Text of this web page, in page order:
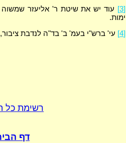
[3]
עוד יש את שיטת ר' אליעזר
ימות.
[4]
עי' ברש"י בעמ' ב' בד"ה לנדבת
רשימת כל
דף